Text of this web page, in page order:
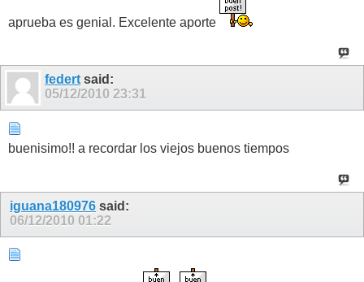
aprueba es genial. Excelente aporte
federt said:
05/12/2010 23:31
buenisimo!! a recordar los viejos buenos tiempos
iguana180976 said:
06/12/2010 01:22